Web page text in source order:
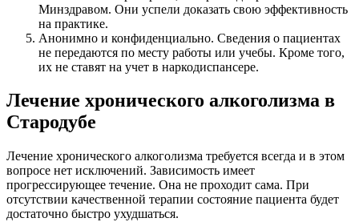
Минздравом. Они успели доказать свою эффективность
на практике.
Анонимно и конфиденциально. Сведения о пациентах
не передаются по месту работы или учебы. Кроме того,
их не ставят на учет в наркодиспансере.
Лечение хронического алкоголизма в
Стародубе
Лечение хронического алкоголизма требуется всегда и в этом
вопросе нет исключений. Зависимость имеет
прогрессирующее течение. Она не проходит сама. При
отсутствии качественной терапии состояние пациента будет
достаточно быстро ухудшаться.